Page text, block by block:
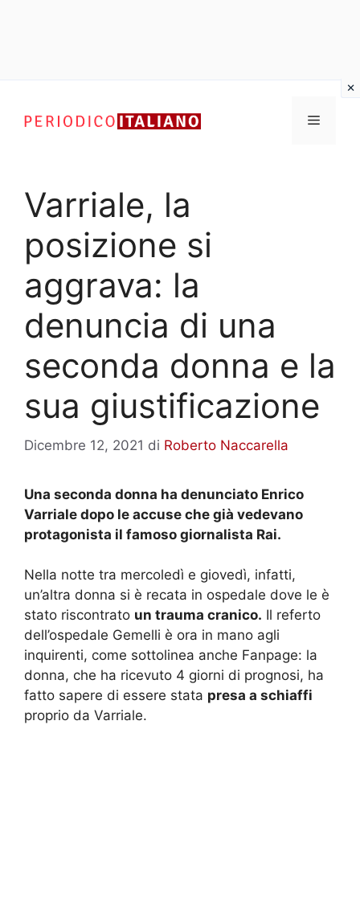
contenuto
Menu
Varriale, la
posizione si
aggrava: la
denuncia di una
seconda donna e la
sua giustificazione
Dicembre 12, 2021 di Roberto Naccarella
Una seconda donna ha denunciato Enrico
Varriale dopo le accuse che già vedevano
protagonista il famoso giornalista Rai.
Nella notte tra mercoledì e giovedì, infatti,
un’altra donna si è recata in ospedale dove le è
stato riscontrato un trauma cranico. Il referto
dell’ospedale Gemelli è ora in mano agli
inquirenti, come sottolinea anche Fanpage: la
donna, che ha ricevuto 4 giorni di prognosi, ha
fatto sapere di essere stata presa a schiaffi
proprio da Varriale.